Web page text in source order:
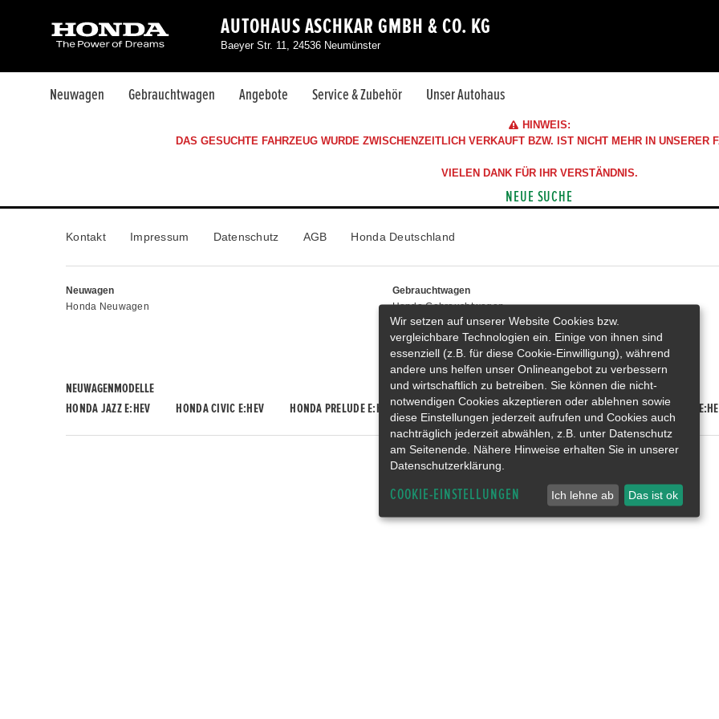
AUTOHAUS ASCHKAR GMBH & CO. KG
Baeyer Str. 11, 24536 Neumünster
Neuwagen Gebrauchtwagen Angebote Service & Zubehör Unser Autohaus
HINWEIS:
DAS GESUCHTE FAHRZEUG WURDE ZWISCHENZEITLICH VERKAUFT BZW. IST NICHT MEHR IN UNSERER
VIELEN DANK FÜR IHR VERSTÄNDNIS.
NEUE SUCHE
Kontakt Impressum Datenschutz AGB Honda Deutschland
Neuwagen
Honda Neuwagen
Gebrauchtwagen
Honda Gebrauchtwagen
Honda Vorführwagen
Gesamtbestand
NEUWAGENMODELLE
HONDA JAZZ E:HEV
HONDA CIVIC E:HEV HONDA PRELUDE E:HEV HONDA HR-V E:HEV HONDA ZR-V E:HEV HONDA CR-V
Wir setzen auf unserer Website Cookies bzw.
vergleichbare Technologien ein. Einige von ihnen sind
essenziell (z.B. für diese Cookie-Einwilligung), während
andere uns helfen unser Onlineangebot zu verbessern
und wirtschaftlich zu betreiben. Sie können die nicht-
notwendigen Cookies akzeptieren oder ablehnen sowie
diese Einstellungen jederzeit aufrufen und Cookies auch
nachträglich jederzeit abwählen, z.B. unter Datenschutz
am Seitenende. Nähere Hinweise erhalten Sie in unserer
Datenschutzerklärung.
COOKIE-EINSTELLUNGEN Ich lehne ab Das ist ok